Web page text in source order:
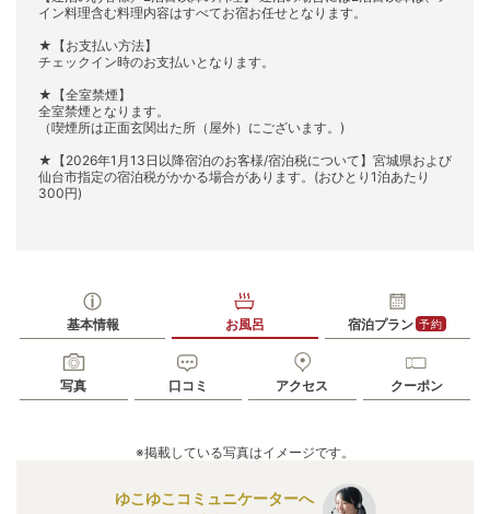
イン料理含む料理内容はすべてお宿お任せとなります。
★【お支払い方法】
チェックイン時のお支払いとなります。
★【全室禁煙】
全室禁煙となります。
（喫煙所は正面玄関出た所（屋外）にございます。)
★【2026年1月13日以降宿泊のお客様/宿泊税について】宮城県および
仙台市指定の宿泊税がかかる場合があります。(おひとり1泊あたり
300円)
基本情報 お風呂 宿泊プラン 予約
写真 口コミ アクセス クーポン
※掲載している写真はイメージです。
ゆこゆこコミュニケーターへ